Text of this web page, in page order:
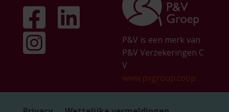
P&V is een merk van
P&V Verzekeringen C
V
www.pvgroup.coop